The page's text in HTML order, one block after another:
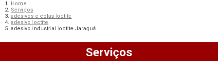
Home
Serviços
adesivos e colas loctite
adesivo loctite
adesivo industrial loctite Jaraguá
Serviços